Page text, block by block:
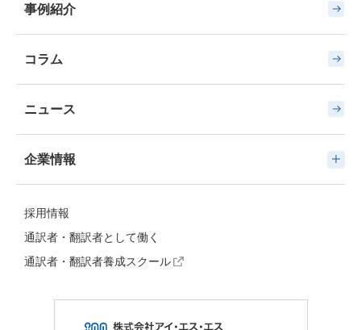
事例紹介
コラム
ニュース
企業情報
採用情報
通訳者・翻訳者として働く
通訳者・翻訳者養成スクール